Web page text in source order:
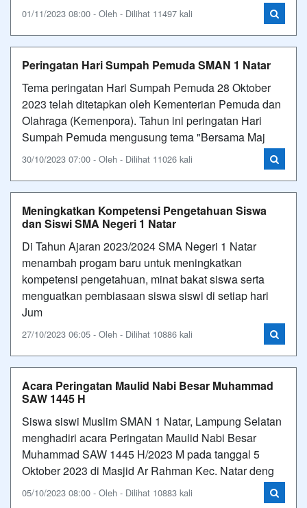
01/11/2023 08:00 - Oleh - Dilihat 11497 kali
Peringatan Hari Sumpah Pemuda SMAN 1 Natar
Tema peringatan Hari Sumpah Pemuda 28 Oktober
2023 telah ditetapkan oleh Kementerian Pemuda dan
Olahraga (Kemenpora). Tahun ini peringatan Hari
Sumpah Pemuda mengusung tema "Bersama Maj
30/10/2023 07:00 - Oleh - Dilihat 11026 kali
Meningkatkan Kompetensi Pengetahuan Siswa
dan Siswi SMA Negeri 1 Natar
Di Tahun Ajaran 2023/2024 SMA Negeri 1 Natar
menambah progam baru untuk meningkatkan
kompetensi pengetahuan, minat bakat siswa serta
menguatkan pembiasaan siswa siswi di setiap hari
Jum
27/10/2023 06:05 - Oleh - Dilihat 10886 kali
Acara Peringatan Maulid Nabi Besar Muhammad
SAW 1445 H
Siswa siswi Muslim SMAN 1 Natar, Lampung Selatan
menghadiri acara Peringatan Maulid Nabi Besar
Muhammad SAW 1445 H/2023 M pada tanggal 5
Oktober 2023 di Masjid Ar Rahman Kec. Natar deng
05/10/2023 08:00 - Oleh - Dilihat 10883 kali